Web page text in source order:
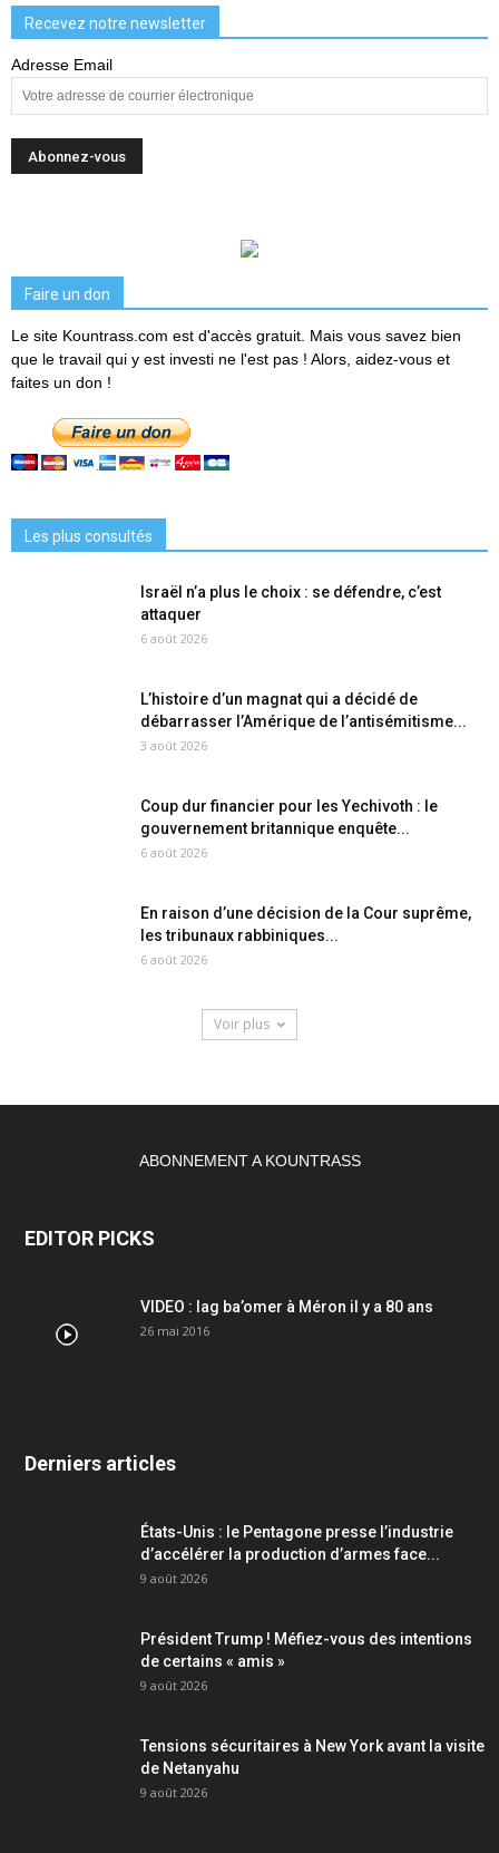
Recevez notre newsletter
Adresse Email
Faire un don
Le site Kountrass.com est d'accès gratuit. Mais vous savez bien
que le travail qui y est investi ne l'est pas ! Alors, aidez-vous et
faites un don !
Les plus consultés
Israël n’a plus le choix : se défendre, c’est
attaquer
6 août 2026
L’histoire d’un magnat qui a décidé de
débarrasser l’Amérique de l’antisémitisme...
3 août 2026
Coup dur financier pour les Yechivoth : le
gouvernement britannique enquête...
6 août 2026
En raison d’une décision de la Cour suprême,
les tribunaux rabbiniques...
6 août 2026
Voir plus
ABONNEMENT A KOUNTRASS
EDITOR PICKS
VIDEO : lag ba’omer à Méron il y a 80 ans
26 mai 2016
Derniers articles
États-Unis : le Pentagone presse l’industrie
d’accélérer la production d’armes face...
9 août 2026
Président Trump ! Méfiez-vous des intentions
de certains « amis »
9 août 2026
Tensions sécuritaires à New York avant la visite
de Netanyahu
9 août 2026